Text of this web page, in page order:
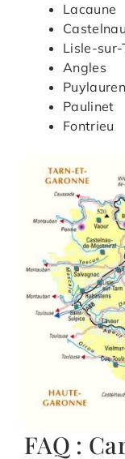
Lacaune
Lisle-sur-
Angles
Paulinet
Fontrieu
FAQ :